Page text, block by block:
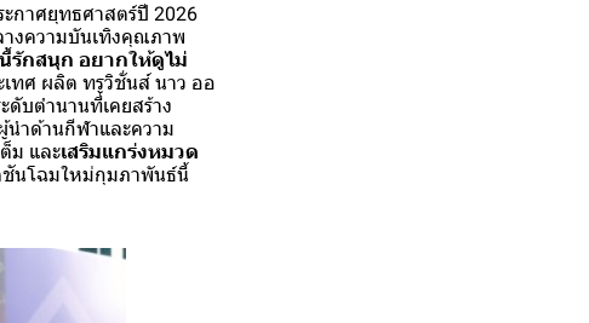
ะกาศยุทธศาสตร์ปี 2026
างความบันเทิงคุณภาพ
รักสนุก อยากให้ดูไม่
ทศ ผลิต ทรูวิชั่นส์ นาว ออ
ดับตำนานที่เคยสร้าง
ำด้านกีฬาและความ
ม และเสริมแกร่งหมวด
ชันโฉมใหม่กุมภาพันธ์นี้